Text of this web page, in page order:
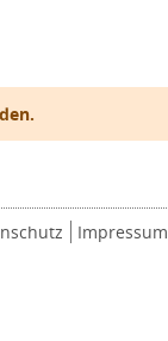
Impressum